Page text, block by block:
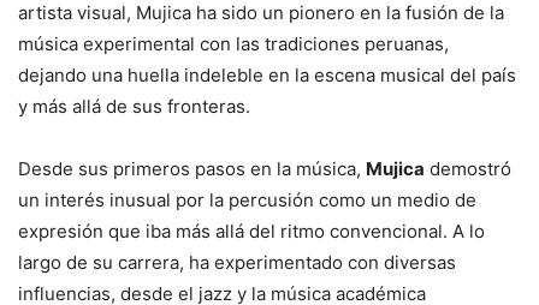
artista visual, Mujica ha sido un pionero en la fusión de la
música experimental con las tradiciones peruanas,
dejando una huella indeleble en la escena musical del país
y más allá de sus fronteras.
Desde sus primeros pasos en la música, Mujica demostró
un interés inusual por la percusión como un medio de
expresión que iba más allá del ritmo convencional. A lo
largo de su carrera, ha experimentado con diversas
influencias, desde el jazz y la música académica